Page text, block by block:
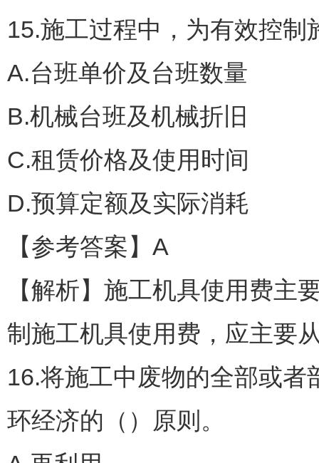
15.施工过程中，为有效控
A.台班单价及台班数量
B.机械台班及机械折旧
C.租赁价格及使用时间
D.预算定额及实际消耗
【参考答案】A
【解析】施工机具使用费主
制施工机具使用费，应主要
16.将施工中废物的全部或
环经济的（）原则。